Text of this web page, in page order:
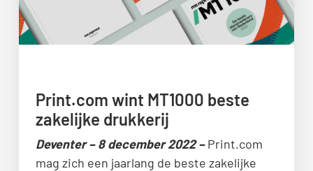
Print.com wint MT1000 beste
zakelijke drukkerij
Deventer – 8 december 2022 –Print.com
mag zich een jaarlang de beste zakelijke